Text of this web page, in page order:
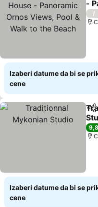
-
/
Izaberi datume da bi se
cene
Deli
9,8
Izaberi datume da bi se
cene